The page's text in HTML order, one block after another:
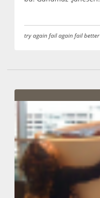
try again fail again fail better